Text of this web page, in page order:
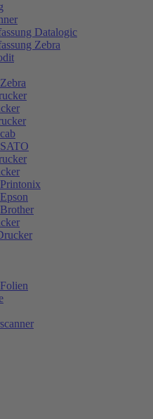
Datalogic
Zebra